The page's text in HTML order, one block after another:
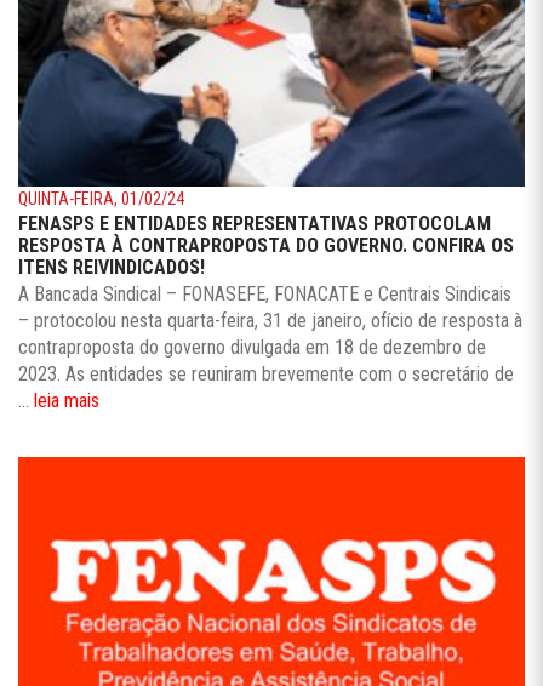
QUINTA-FEIRA, 01/02/24
FENASPS E ENTIDADES REPRESENTATIVAS PROTOCOLAM
RESPOSTA À CONTRAPROPOSTA DO GOVERNO. CONFIRA OS
ITENS REIVINDICADOS!
A Bancada Sindical – FONASEFE, FONACATE e Centrais Sindicais
– protocolou nesta quarta-feira, 31 de janeiro, ofício de resposta à
contraproposta do governo divulgada em 18 de dezembro de
2023. As entidades se reuniram brevemente com o secretário de
leia mais